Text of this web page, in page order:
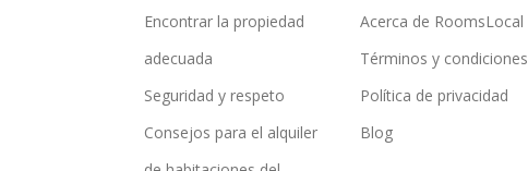
Encontrar la propiedad
adecuada
Seguridad y respeto
Consejos para el alquiler
Acerca de RoomsLocal
Términos y condiciones
Política de privacidad
Blog